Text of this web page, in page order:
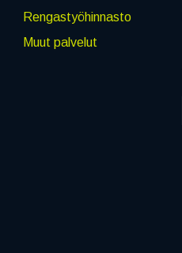
Rengastyöhinnasto
Muut palvelut